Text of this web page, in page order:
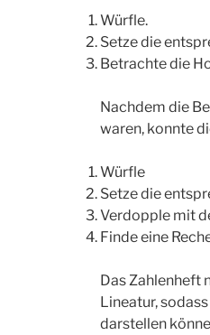
Würfle.
Setze die
Betrachte die
Nachdem die
waren, konnte
Würfle
Setze die
Verdopple mit
Finde eine
Das Zahlenheft
Lineatur,
darstellen